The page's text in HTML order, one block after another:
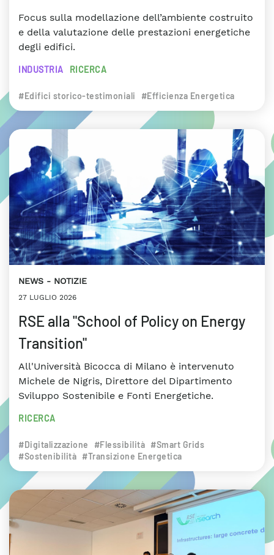
Focus sulla modellazione dell’ambiente costruito
e della valutazione delle prestazioni energetiche
degli edifici.
INDUSTRIA RICERCA
#Edifici storico-testimoniali #Efficienza Energetica
NEWS NOTIZIE
27 LUGLIO 2026
RSE alla "School of Policy on Energy
Transition"
All'Università Bicocca di Milano è intervenuto
Michele de Nigris, Direttore del Dipartimento
Sviluppo Sostenibile e Fonti Energetiche.
RICERCA
#Digitalizzazione #Flessibilità #Smart Grids
#Sostenibilità #Transizione Energetica